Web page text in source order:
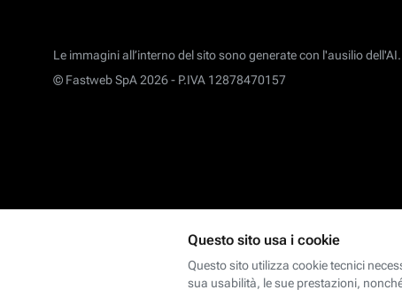
Le immagini all’interno del sito sono generate con l'ausilio dell'AI.
© Fastweb SpA 2026 - P.IVA 12878470157